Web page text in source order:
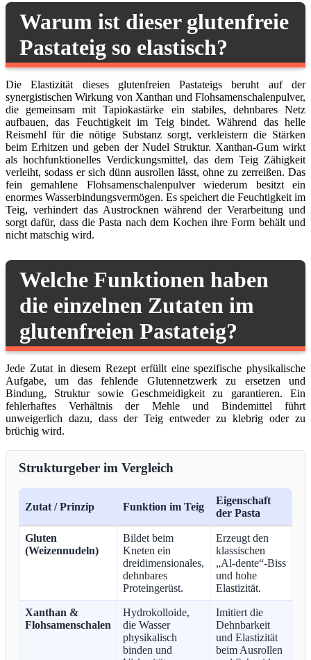
Warum ist dieser glutenfreie
Pastateig so elastisch?
Die Elastizität dieses glutenfreien Pastateigs beruht auf der
synergistischen Wirkung von Xanthan und Flohsamenschalenpulver,
die gemeinsam mit Tapiokastärke ein stabiles, dehnbares Netz
aufbauen, das Feuchtigkeit im Teig bindet. Während das helle
Reismehl für die nötige Substanz sorgt, verkleistern die Stärken
beim Erhitzen und geben der Nudel Struktur. Xanthan-Gum wirkt
als hochfunktionelles Verdickungsmittel, das dem Teig Zähigkeit
verleiht, sodass er sich dünn ausrollen lässt, ohne zu zerreißen. Das
fein gemahlene Flohsamenschalenpulver wiederum besitzt ein
enormes Wasserbindungsvermögen. Es speichert die Feuchtigkeit im
Teig, verhindert das Austrocknen während der Verarbeitung und
sorgt dafür, dass die Pasta nach dem Kochen ihre Form behält und
nicht matschig wird.
Welche Funktionen haben
die einzelnen Zutaten im
glutenfreien Pastateig?
Jede Zutat in diesem Rezept erfüllt eine spezifische physikalische
Aufgabe, um das fehlende Glutennetzwerk zu ersetzen und
Bindung, Struktur sowie Geschmeidigkeit zu garantieren. Ein
fehlerhaftes Verhältnis der Mehle und Bindemittel führt
unweigerlich dazu, dass der Teig entweder zu klebrig oder zu
brüchig wird.
Strukturgeber im Vergleich
Zutat / Prinzip Funktion im Teig
Eigenschaft
der Pasta
Gluten
(Weizennudeln)
Bildet beim
Kneten ein
dreidimensionales,
dehnbares
Proteingerüst.
Erzeugt den
klassischen
„Al-dente“-Biss
und hohe
Elastizität.
Xanthan &
Flohsamenschalen
Hydrokolloide,
die Wasser
physikalisch
binden und
Imitiert die
Dehnbarkeit
und Elastizität
beim Ausrollen